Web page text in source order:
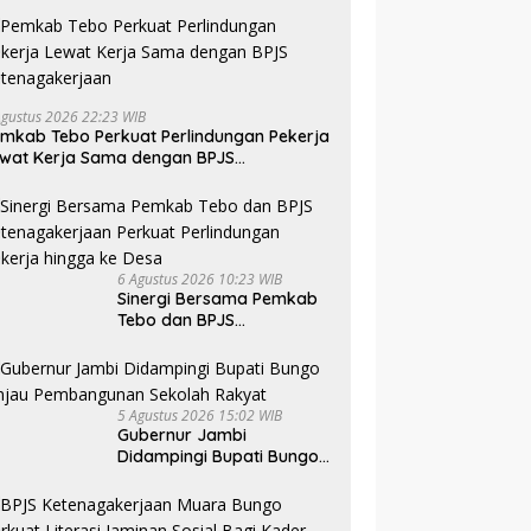
2026 22:23 WIB
Tebo Perkuat Perlindungan Pekerja
Kerja Sama dengan BPJS
6 Agustus 2026 10:23 WIB
Sinergi Bersama Pemkab
Tebo dan BPJS
Perlindungan Pekerja
hingga ke Desa
5 Agustus 2026 15:02 WIB
Gubernur Jambi
Didampingi Bupati Bungo
Sekolah Rakyat